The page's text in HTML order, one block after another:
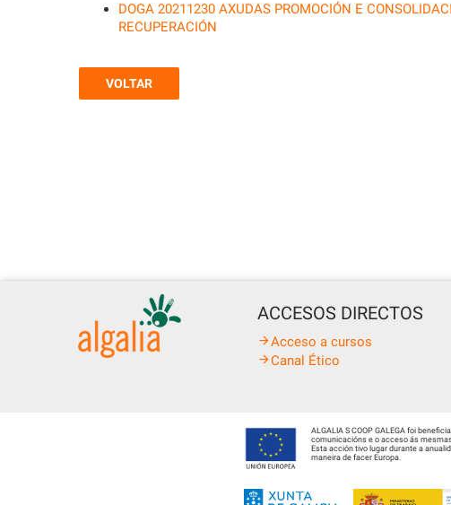
DOGA 20211230 AXUDAS PROMOCIÓN E
RECUPERACIÓN
VOLTAR
ACCESOS DIRECTOS
Acceso a cursos
Canal Ético
ALGALIA S COOP GALEGA foi
comunicacións e o acceso ás
Esta acción tivo lugar durante a
maneira de facer Europa.